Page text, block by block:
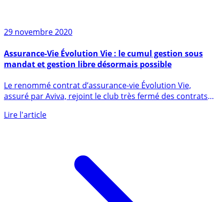
29 novembre 2020
Assurance-Vie Évolution Vie : le cumul gestion sous
mandat et gestion libre désormais possible
assuré par Aviva, rejoint le club très fermé des contrats